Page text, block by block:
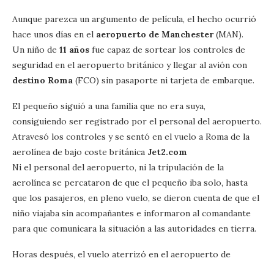
Aunque parezca un argumento de película, el hecho ocurrió
hace unos días en el aeropuerto de Manchester(MAN).
Un niño de 11 años fue capaz de sortear los controles de
seguridad en el aeropuerto británico y llegar al avión con
destino Roma (FCO) sin pasaporte ni tarjeta de embarque.
El pequeño siguió a una familia que no era suya,
consiguiendo ser registrado por el personal del aeropuerto.
Atravesó los controles y se sentó en el vuelo a Roma de la
aerolínea de bajo coste británica Jet2.com
Ni el personal del aeropuerto, ni la tripulación de la
aerolínea se percataron de que el pequeño iba solo, hasta
que los pasajeros, en pleno vuelo, se dieron cuenta de que el
niño viajaba sin acompañantes e informaron al comandante
para que comunicara la situación a las autoridades en tierra.
Horas después, el vuelo aterrizó en el aeropuerto de